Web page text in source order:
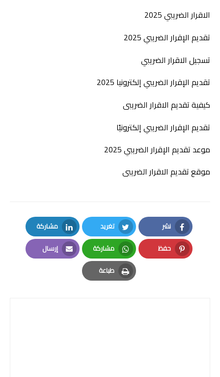
الاقرار الضريبي 2025
تقديم الإقرار الضريبي 2025
تسجيل الاقرار الضريبي
تقديم الإقرار الضريبي إلكترونيا 2025
كيفية تقديم الاقرار الضريبى
تقديم الإقرار الضريبي إلكترونيًا
موعد تقديم الإقرار الضريبي 2025
موقع تقديم الاقرار الضريبى
نشر
Facebook
تغريد
Twitter
مشاركة
LinkedIn
حفظ
Pinterest
مشاركة
Whatsapp
إرسال
Email
طباعة
Print